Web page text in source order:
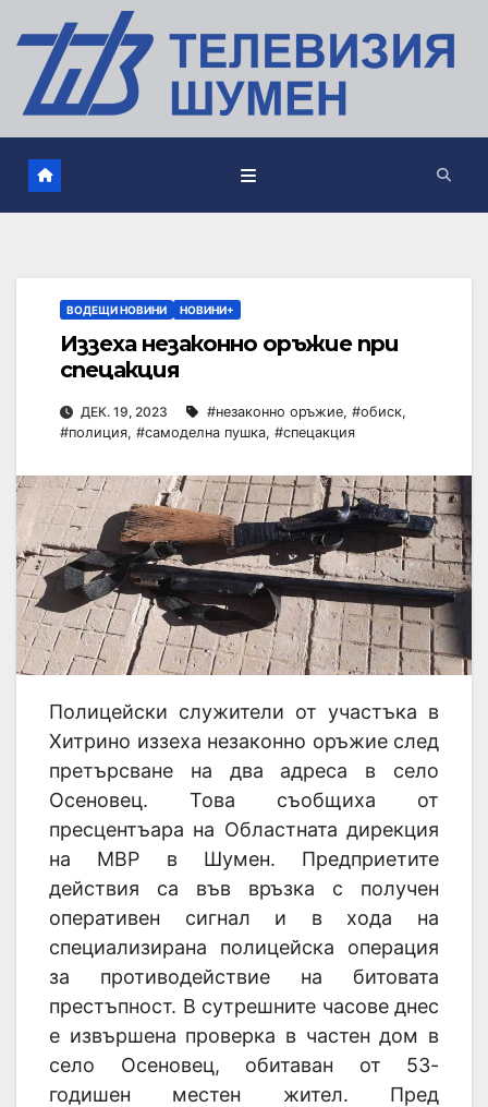
ВОДЕЩИ НОВИНИ НОВИНИ+
Иззеха незаконно оръжие при
спецакция
ДЕК. 19, 2023 #незаконно оръжие, #обиск,
#полиция, #самоделна пушка, #спецакция
Полицейски служители от участъка в
Хитрино иззеха незаконно оръжие след
претърсване на два адреса в село
Осеновец. Това съобщиха от
пресцентъара на Областната дирекция
на МВР в Шумен. Предприетите
действия са във връзка с получен
оперативен сигнал и в хода на
специализирана полицейска операция
за противодействие на битовата
престъпност. В сутрешните часове днес
е извършена проверка в частен дом в
село Осеновец, обитаван от 53-
годишен местен жител. Пред